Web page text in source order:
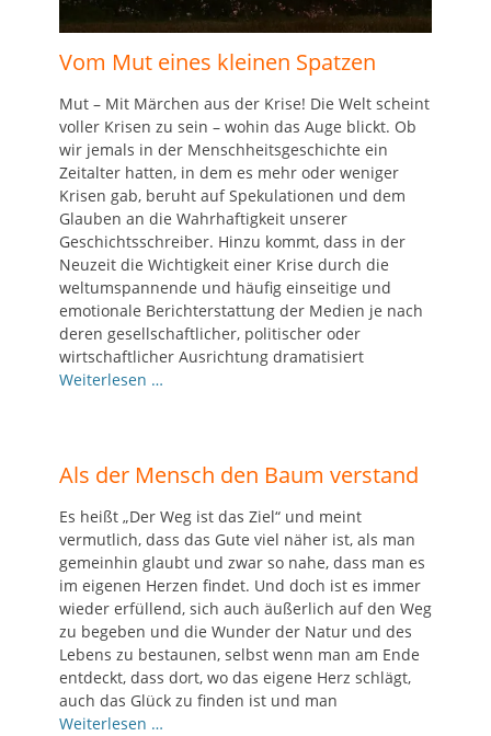
Vom Mut eines kleinen Spatzen
Mut – Mit Märchen aus der Krise! Die Welt scheint
voller Krisen zu sein – wohin das Auge blickt. Ob
wir jemals in der Menschheitsgeschichte ein
Zeitalter hatten, in dem es mehr oder weniger
Krisen gab, beruht auf Spekulationen und dem
Glauben an die Wahrhaftigkeit unserer
Geschichtsschreiber. Hinzu kommt, dass in der
Neuzeit die Wichtigkeit einer Krise durch die
weltumspannende und häufig einseitige und
emotionale Berichterstattung der Medien je nach
deren gesellschaftlicher, politischer oder
wirtschaftlicher Ausrichtung dramatisiert
Weiterlesen …
Als der Mensch den Baum verstand
Es heißt „Der Weg ist das Ziel“ und meint
vermutlich, dass das Gute viel näher ist, als man
gemeinhin glaubt und zwar so nahe, dass man es
im eigenen Herzen findet. Und doch ist es immer
wieder erfüllend, sich auch äußerlich auf den Weg
zu begeben und die Wunder der Natur und des
Lebens zu bestaunen, selbst wenn man am Ende
entdeckt, dass dort, wo das eigene Herz schlägt,
auch das Glück zu finden ist und man
Weiterlesen …